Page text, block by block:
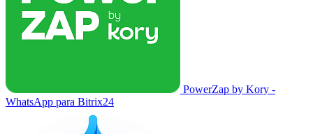
PowerZap by Kory -
WhatsApp para Bitrix24